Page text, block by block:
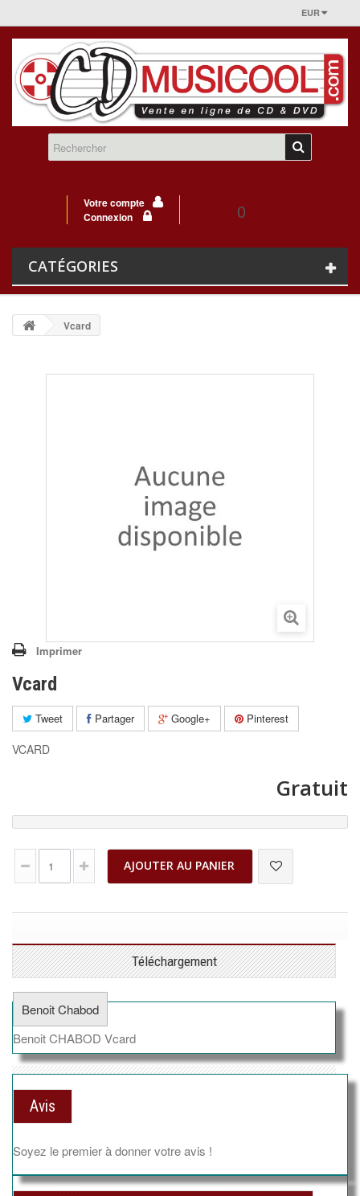
EUR
0
Votre compte
Connexion
CATÉGORIES
Vcard
Imprimer
Vcard
Tweet Partager Google+ Pinterest
VCARD
Gratuit
AJOUTER AU PANIER
Téléchargement
Benoit Chabod
Benoit CHABOD Vcard
Avis
Soyez le premier à donner votre avis !